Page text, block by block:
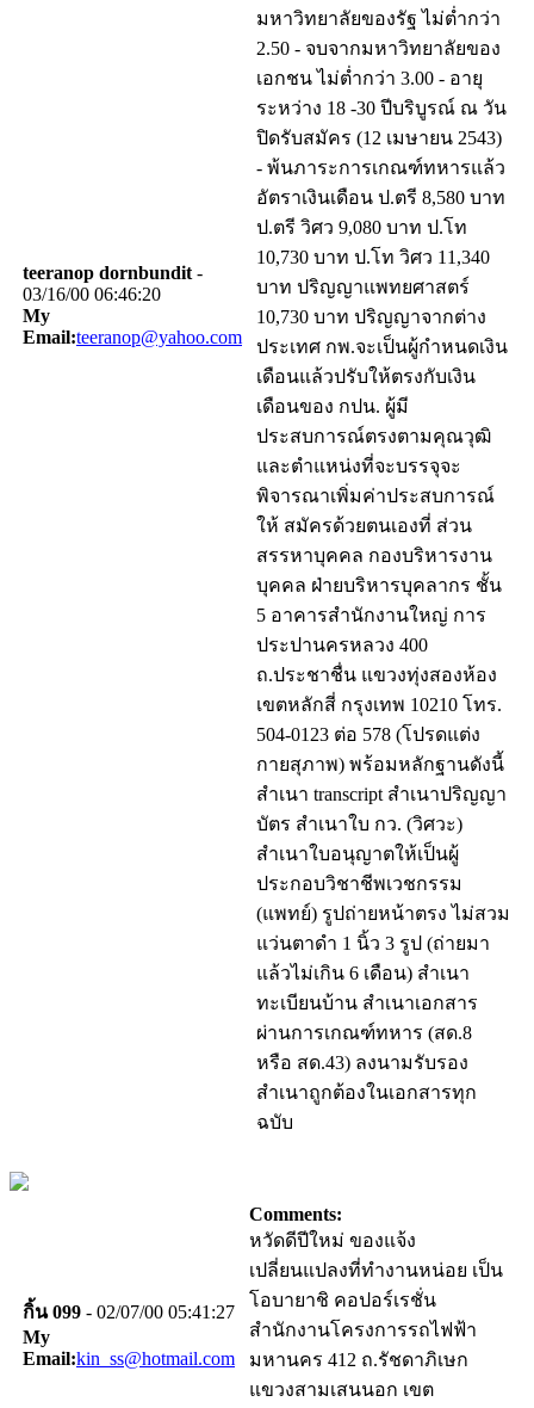
teeranop dornbundit -
03/16/00 06:46:20
My
Email:teeranop@yahoo.com
มหาวิทยาลัยของรัฐ ไม่ต่ำกว่า
2.50 - จบจากมหาวิทยาลัยของ
เอกชน ไม่ต่ำกว่า 3.00 - อายุ
ระหว่าง 18 -30 ปีบริบูรณ์ ณ วัน
ปิดรับสมัคร (12 เมษายน 2543)
- พ้นภาระการเกณฑ์ทหารแล้ว
อัตราเงินเดือน ป.ตรี 8,580 บาท
ป.ตรี วิศว 9,080 บาท ป.โท
10,730 บาท ป.โท วิศว 11,340
บาท ปริญญาแพทยศาสตร์
10,730 บาท ปริญญาจากต่าง
ประเทศ กพ.จะเป็นผู้กำหนดเงิน
เดือนแล้วปรับให้ตรงกับเงิน
เดือนของ กปน. ผู้มี
ประสบการณ์ตรงตามคุณวุฒิ
และตำแหน่งที่จะบรรจุจะ
พิจารณาเพิ่มค่าประสบการณ์
ให้ สมัครด้วยตนเองที่ ส่วน
สรรหาบุคคล กองบริหารงาน
บุคคล ฝ่ายบริหารบุคลากร ชั้น
5 อาคารสำนักงานใหญ่ การ
ประปานครหลวง 400
ถ.ประชาชื่น แขวงทุ่งสองห้อง
เขตหลักสี่ กรุงเทพ 10210 โทร.
504-0123 ต่อ 578 (โปรดแต่ง
กายสุภาพ) พร้อมหลักฐานดังนี้
สำเนา transcript สำเนาปริญญา
บัตร สำเนาใบ กว. (วิศวะ)
สำเนาใบอนุญาตให้เป็นผู้
ประกอบวิชาชีพเวชกรรม
(แพทย์) รูปถ่ายหน้าตรง ไม่สวม
แว่นตาดำ 1 นิ้ว 3 รูป (ถ่ายมา
แล้วไม่เกิน 6 เดือน) สำเนา
ทะเบียนบ้าน สำเนาเอกสาร
ผ่านการเกณฑ์ทหาร (สด.8
หรือ สด.43) ลงนามรับรอง
สำเนาถูกต้องในเอกสารทุก
ฉบับ
กิ้น 099 - 02/07/00 05:41:27
My
Email:kin_ss@hotmail.com
Comments:
หวัดดีปีใหม่ ของแจ้ง
เปลี่ยนแปลงที่ทำงานหน่อย เป็น
โอบายาชิ คอปอร์เรชั่น
สำนักงานโครงการรถไฟฟ้า
มหานคร 412 ถ.รัชดาภิเษก
แขวงสามเสนนอก เขต